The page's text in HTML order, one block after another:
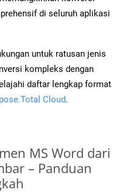
di seluruh aplikasi
untuk ratusan jenis
kompleks dengan
daftar lengkap format
Cloud.
MS Word dari
– Panduan